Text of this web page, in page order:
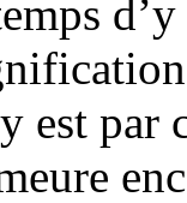
est